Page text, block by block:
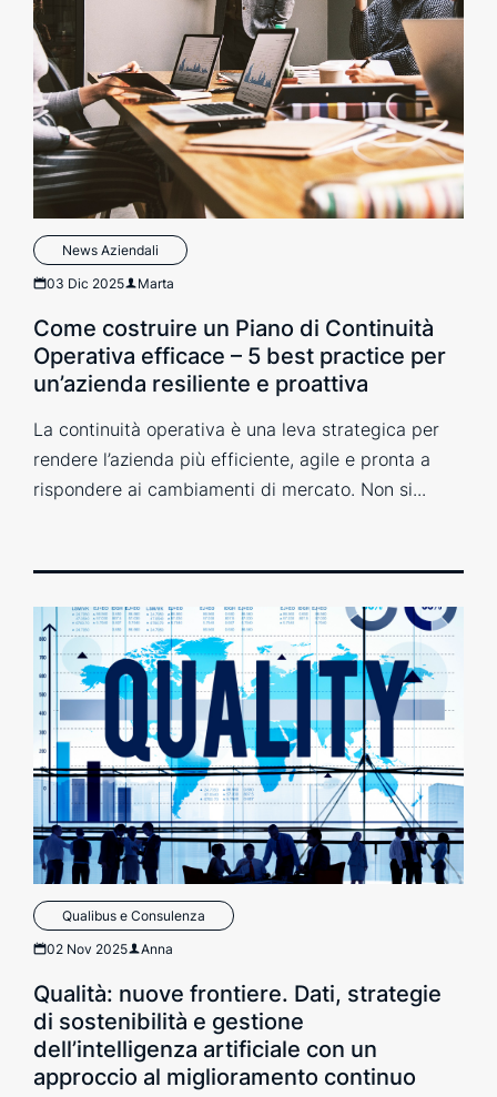
News Aziendali
03 Dic 2025 Marta
Come costruire un Piano di Continuità
Operativa efficace – 5 best practice per
un’azienda resiliente e proattiva
La continuità operativa è una leva strategica per
rendere l’azienda più efficiente, agile e pronta a
rispondere ai cambiamenti di mercato. Non si...
Qualibus e Consulenza
02 Nov 2025 Anna
Qualità: nuove frontiere. Dati, strategie
di sostenibilità e gestione
dell’intelligenza artificiale con un
approccio al miglioramento continuo